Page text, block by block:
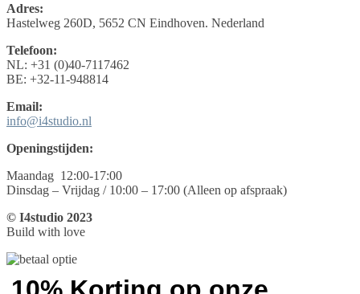
Adres:
Hastelweg 260D, 5652 CN Eindhoven. Nederland
Telefoon:
NL: +31 (0)40-7117462
BE: +32-11-948814
Email:
info@i4studio.nl
Openingstijden:
Maandag 12:00-17:00
Dinsdag – Vrijdag / 10:00 – 17:00 (Alleen op afspraak)
© I4studio 2023
Build with love